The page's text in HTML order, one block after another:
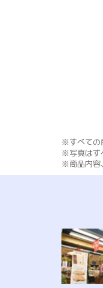
※すべての
※写真はす
※商品内容